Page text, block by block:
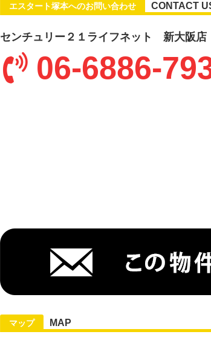
エスタート塚本へのお問い合わせ CONTACT
センチュリー２１ライフネット 新大阪店
06-6886-
マップ MAP